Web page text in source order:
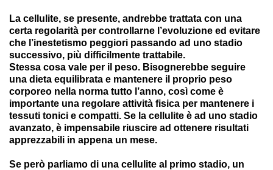
La cellulite, se presente, andrebbe trattata con una
certa regolarità per controllarne l’evoluzione ed evitare
che l’inestetismo peggiori passando ad uno stadio
successivo, più difficilmente trattabile.
Stessa cosa vale per il peso. Bisognerebbe seguire
una dieta equilibrata e mantenere il proprio peso
corporeo nella norma tutto l’anno, così come è
importante una regolare attività fisica per mantenere i
tessuti tonici e compatti. Se la cellulite è ad uno stadio
avanzato, è impensabile riuscire ad ottenere risultati
apprezzabili in appena un mese.
Se però parliamo di una cellulite al primo stadio, un